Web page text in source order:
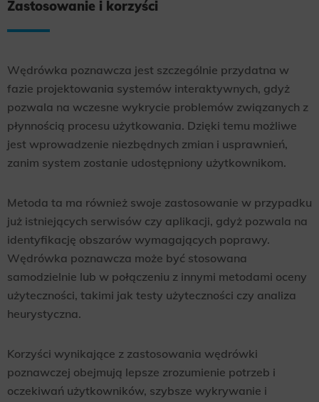
Zastosowanie i korzyści
Wędrówka poznawcza jest szczególnie przydatna w
fazie projektowania systemów interaktywnych, gdyż
pozwala na wczesne wykrycie problemów związanych z
płynnością procesu użytkowania. Dzięki temu możliwe
jest wprowadzenie niezbędnych zmian i usprawnień,
zanim system zostanie udostępniony użytkownikom.
Metoda ta ma również swoje zastosowanie w przypadku
już istniejących serwisów czy aplikacji, gdyż pozwala na
identyfikację obszarów wymagających poprawy.
Wędrówka poznawcza może być stosowana
samodzielnie lub w połączeniu z innymi metodami oceny
użyteczności, takimi jak testy użyteczności czy analiza
heurystyczna.
Korzyści wynikające z zastosowania wędrówki
poznawczej obejmują lepsze zrozumienie potrzeb i
oczekiwań użytkowników, szybsze wykrywanie i